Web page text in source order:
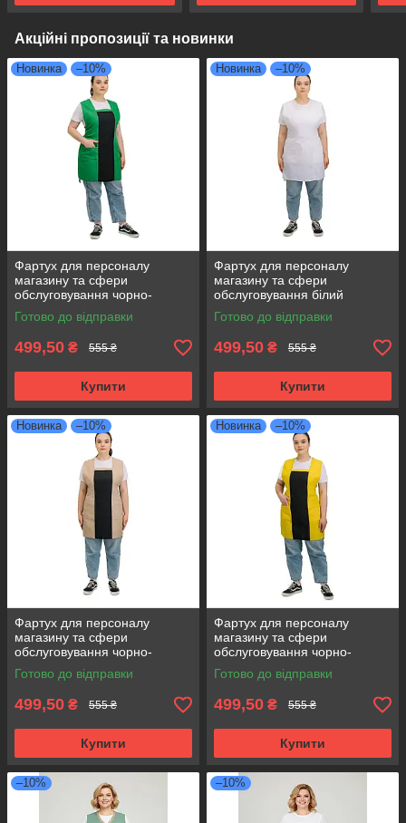
Акційні пропозиції та новинки
Новинка –10%
Фартух для персоналу
магазину та сфери
обслуговування чорно-
зелений
Готово до відправки
499,50 ₴ 555 ₴
Купити
Новинка –10%
Фартух для персоналу
магазину та сфери
обслуговування білий
Готово до відправки
499,50 ₴ 555 ₴
Купити
Новинка –10%
Фартух для персоналу
магазину та сфери
обслуговування чорно-
бежевий
Готово до відправки
499,50 ₴ 555 ₴
Купити
Новинка –10%
Фартух для персоналу
магазину та сфери
обслуговування чорно-
жовтий
Готово до відправки
499,50 ₴ 555 ₴
Купити
–10% –10%